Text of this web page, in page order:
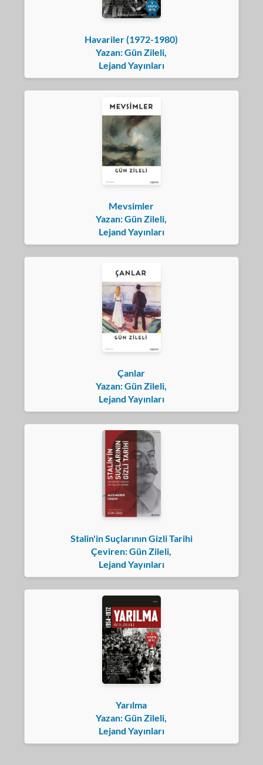
Havariler (1972-1980)
Yazan: Gün Zileli,
Lejand Yayınları
Mevsimler
Yazan: Gün Zileli,
Lejand Yayınları
Çanlar
Yazan: Gün Zileli,
Lejand Yayınları
Stalin'in Suçlarının Gizli Tarihi
Çeviren: Gün Zileli,
Lejand Yayınları
Yarılma
Yazan: Gün Zileli,
Lejand Yayınları